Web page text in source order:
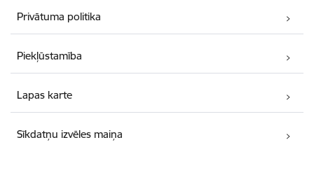
Privātuma politika
Piekļūstamība
Lapas karte
Sīkdatņu izvēles maiņa